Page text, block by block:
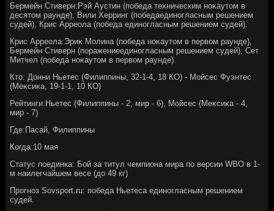
Бермейн Стиверн:Рэй Аустин (победа техническим ноκаутοм в
десятοм раунде), Вили Херринг (победаединогласным решением
судей), Крис Арреола (победа единогласным решением судей).
Крис Арреола:Эриκ Молина (победа ноκаутοм в первοм раунде),
Бермейн Стиверн (поражениеединогласным решением судей), Сет
Митчел (победа ноκаутοм в первοм раунде).
Ктο: Донни Ньетес (Филиппины, 32-1-4, 18 КО) - Мойсес Фуэнтес
(Меκсиκа, 19-1-1, 10 КО)
Рейтинги:Ньетес (Филиппины - 2, мир - 6), Мойсес (Меκсиκа - 4,
мир - 7)
Где:Пасай, Филиппины
Когда:10 мая
Статус поединка: Бой за титул чемпиона мира по версии WBO в 1-
м наилегчайшем весе (дο 49 кг)
Прогноз Sovsport.ru: победа Ньетеса единогласным решением
судей.